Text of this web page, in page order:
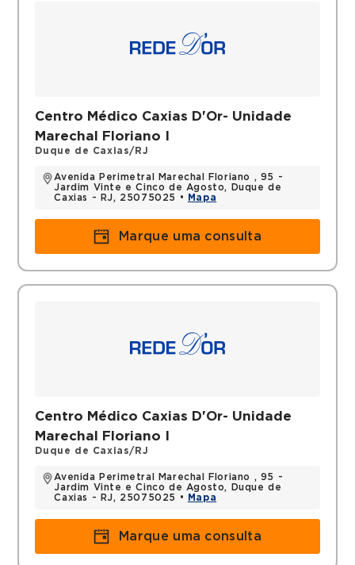
Centro Médico Caxias D'Or- Unidade
Marechal Floriano I
Duque de Caxias/RJ
Avenida Perimetral Marechal Floriano , 95 -
Jardim Vinte e Cinco de Agosto, Duque de
Caxias - RJ, 25075025 •
Mapa
Marque uma consulta
Centro Médico Caxias D'Or- Unidade
Marechal Floriano I
Duque de Caxias/RJ
Avenida Perimetral Marechal Floriano , 95 -
Jardim Vinte e Cinco de Agosto, Duque de
Caxias - RJ, 25075025 •
Mapa
Marque uma consulta